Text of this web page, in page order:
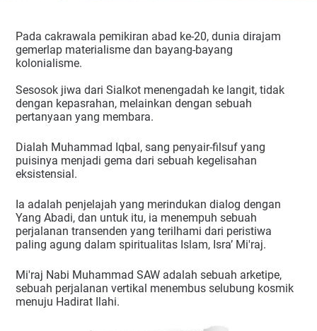
Pada cakrawala pemikiran abad ke-20, dunia dirajam
gemerlap materialisme dan bayang-bayang
kolonialisme.
Sesosok jiwa dari Sialkot menengadah ke langit, tidak
dengan kepasrahan, melainkan dengan sebuah
pertanyaan yang membara.
Dialah Muhammad Iqbal, sang penyair-filsuf yang
puisinya menjadi gema dari sebuah kegelisahan
eksistensial.
Ia adalah penjelajah yang merindukan dialog dengan
Yang Abadi, dan untuk itu, ia menempuh sebuah
perjalanan transenden yang terilhami dari peristiwa
paling agung dalam spiritualitas Islam, Isra’ Mi'raj.
Mi'raj Nabi Muhammad SAW adalah sebuah arketipe,
sebuah perjalanan vertikal menembus selubung kosmik
menuju Hadirat Ilahi.